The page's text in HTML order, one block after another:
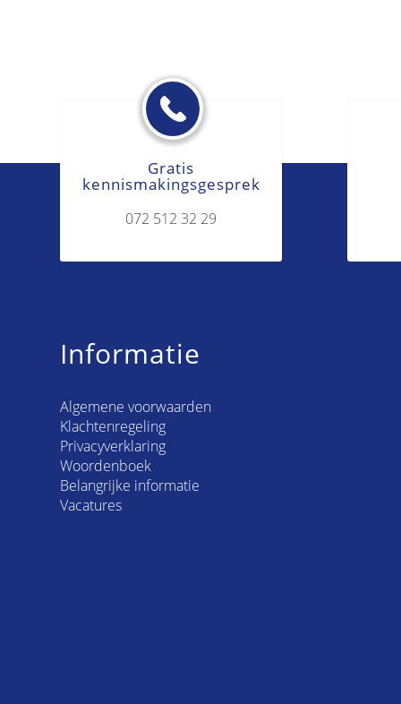
Gratis
kennismakingsgesprek
072 512 32 29
Informatie
Algemene voorwaarden
Klachtenregeling
Privacyverklaring
Woordenboek
Belangrijke informatie
Vacatures